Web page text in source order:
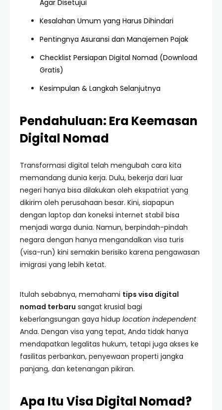
Agar Disetujui
Kesalahan Umum yang Harus Dihindari
Pentingnya Asuransi dan Manajemen Pajak
Checklist Persiapan Digital Nomad (Download
Gratis)
Kesimpulan & Langkah Selanjutnya
Pendahuluan: Era Keemasan
Digital Nomad
Transformasi digital telah mengubah cara kita
memandang dunia kerja. Dulu, bekerja dari luar
negeri hanya bisa dilakukan oleh ekspatriat yang
dikirim oleh perusahaan besar. Kini, siapapun
dengan laptop dan koneksi internet stabil bisa
menjadi warga dunia. Namun, berpindah-pindah
negara dengan hanya mengandalkan visa turis
(visa-run) kini semakin berisiko karena pengawasan
imigrasi yang lebih ketat.
Itulah sebabnya, memahami tips visa digital
nomad terbaru sangat krusial bagi
keberlangsungan gaya hidup location independent
Anda. Dengan visa yang tepat, Anda tidak hanya
mendapatkan legalitas hukum, tetapi juga akses ke
fasilitas perbankan, penyewaan properti jangka
panjang, dan ketenangan pikiran.
Apa Itu Visa Digital Nomad?